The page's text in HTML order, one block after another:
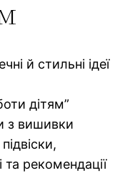
й стильні ідеї
дітям”
з вишивки
рекомендації